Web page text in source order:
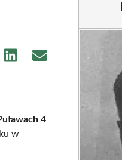
Share Share
4
w